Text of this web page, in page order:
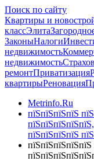
Поиск по сайту
Квартиры и
классЭлита
ЗаконыНалоги
недвижимость
недвижимость
ремонтПриватизация
квартирыРеновация
Metrinfo.Ru
пїЅпїЅпїЅпїЅ
пїЅпїЅпїЅпїЅ